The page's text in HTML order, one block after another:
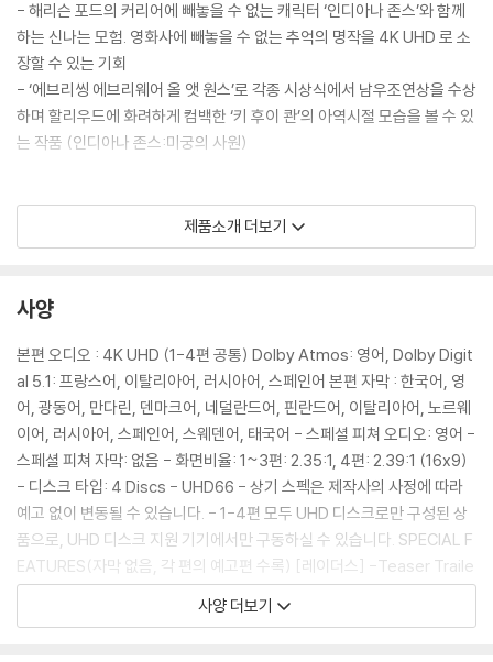
- 해리슨 포드의 커리어에 빼놓을 수 없는 캐릭터 ‘인디아나 존스’와 함께
하는 신나는 모험. 영화사에 빼놓을 수 없는 추억의 명작을 4K UHD 로 소
장할 수 있는 기회
- ‘에브리씽 에브리웨어 올 앳 원스’로 각종 시상식에서 남우조연상을 수상
하며 할리우드에 화려하게 컴백한 ‘키 후이 콴’의 아역시절 모습을 볼 수 있
는 작품 (인디아나 존스:미궁의 사원)
DVD/ Blu-ray 구매시 참고 사항 안내드립니다.
1) 4K UHD 디스크는 대용량의 데이터 전송이 필요하므로 4K전용 플레
이어를 사용하셔야 합니다. 더불어 플레이어 소프트웨어 최신 버전의 업데
이트, 대용량 케이블 사용이 필수입니다.
2) 3D 블루레이는 전용 플레이어와 3D 지원 TV를 통해서만 재생 가능합
니다.
※ 아웃케이스/구성품/포장 상태
1) 제작/배송 과정에서 경미한 아웃케이스 주름, 모서리 눌림 및 갈라짐이
발생할 수 있습니다. 반품을 원하실 경우 미개봉 상태로 문의 부탁드립니
다.
2) 스틸북 케이스 제작 과정에서 기포 혹은 경미한 인쇄 오류가 발생할 수
있습니다.
3) 렌티큘러 스틸북의 경우, 보호필름이 붙어 판매되기도 합니다. 보호필
제품소개 더보기
사양
본편 오디오 : 4K UHD (1-4편 공통) Dolby Atmos: 영어, Dolby Digit
al 5.1: 프랑스어, 이탈리아어, 러시아어, 스페인어 본편 자막 : 한국어, 영
어, 광동어, 만다린, 덴마크어, 네덜란드어, 핀란드어, 이탈리아어, 노르웨
이어, 러시아어, 스페인어, 스웨덴어, 태국어 - 스페셜 피쳐 오디오: 영어 -
스페셜 피쳐 자막: 없음 - 화면비율: 1~3편: 2.35:1, 4편: 2.39:1 (16x9)
- 디스크 타입: 4 Discs - UHD66 - 상기 스펙은 제작사의 사정에 따라
예고 없이 변동될 수 있습니다. - 1-4편 모두 UHD 디스크로만 구성된 상
품으로, UHD 디스크 지원 기기에서만 구동하실 수 있습니다. SPECIAL F
EATURES(자막 없음, 각 편의 예고편 수록) [레이더스] -Teaser Traile
r -Theatrical Trailer -Re-Issue Trailer [미궁의 사원] -Teaser Trai
ler -Theatrical Trailer [최후의 성전] -Teaser Trailer -Theatrical
사양 더보기